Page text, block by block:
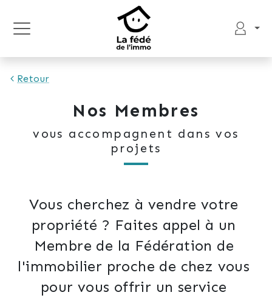
Retour
Nos Membres
vous accompagnent dans vos
projets
Vous cherchez à vendre votre
propriété ? Faites appel à un
Membre de la Fédération de
l'immobilier proche de chez vous
pour vous offrir un service